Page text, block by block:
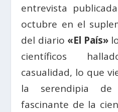
entrevista
octubre en el
del diario «El País»
científicos
casualidad, lo que
la serendipia
fascinante de la